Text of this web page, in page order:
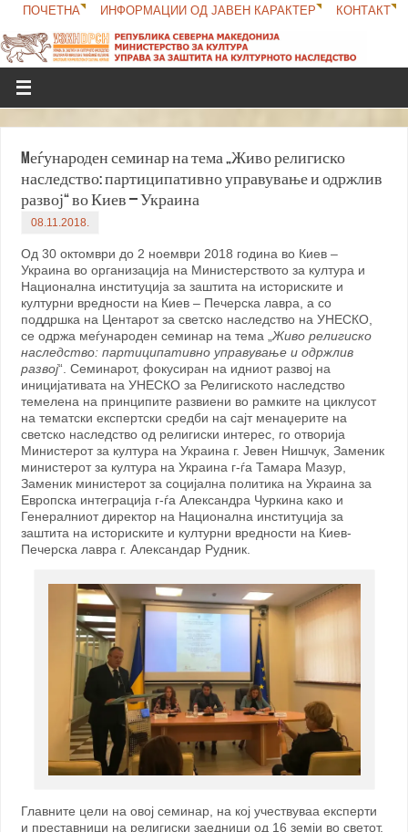
ПОЧЕТНА ИНФОРМАЦИИ ОД ЈАВЕН КАРАКТЕР КОНТАКТ
Mеѓународен семинар на тема „Живо религиско
наследство: партиципативно управување и одржлив
развој“ во Киев – Украина
08.11.2018.
Од 30 октомври до 2 ноември 2018 година во Киев –
Украина во организација на Министерството за култура и
Национална институција за заштита на историските и
културни вредности на Киев – Печерска лавра, а со
поддршка на Центарот за светско наследство на УНЕСКО,
се одржа меѓународен семинар на тема „ Живо религиско
наследство: партиципативно управување и одржлив
развој“. Семинарот, фокусиран на идниот развој на
иницијативата на УНЕСКО за Религиското наследство
темелена на принципите развиени во рамките на циклусот
на тематски експертски средби на сајт менаџерите на
светско наследство од религиски интерес, го отворија
Министерот за култура на Украина г. Јевен Нишчук, Заменик
министерот за култура на Украина г-ѓа Тамара Мазур,
Заменик министерот за социјална политика на Украина за
Европска интеграција г-ѓа Александра Чуркина како и
Генералниот директор на Национална институција за
заштита на историските и културни вредности на Киев-
Печерска лавра г. Александар Рудник.
Главните цели на овој семинар, на кој учествуваа експерти
и преставници на религиски заедници од 16 земји во светот,